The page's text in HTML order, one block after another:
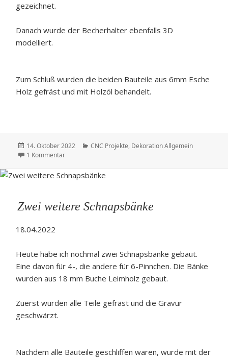
gezeichnet.
Danach wurde der Becherhalter ebenfalls 3D
modelliert.
Zum Schluß wurden die beiden Bauteile aus 6mm Esche
Holz gefräst und mit Holzöl behandelt.
Veröffentlicht
am
14. Oktober 2022 Kategorien
CNC Projekte, Dekoration Allgemein
1 Kommentarzu Kaffee Becher Halter – Cup Holder
Zwei weitere Schnapsbänke
18.04.2022
Heute habe ich nochmal zwei Schnapsbänke gebaut.
Eine davon für 4-, die andere für 6-Pinnchen. Die Bänke
wurden aus 18 mm Buche Leimholz gebaut.
Zuerst wurden alle Teile gefräst und die Gravur
geschwärzt.
Nachdem alle Bauteile geschliffen waren, wurde mit der